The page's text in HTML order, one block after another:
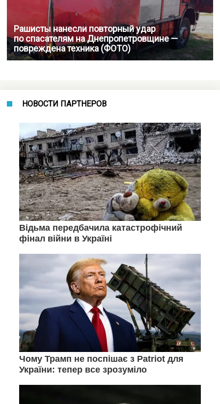
Рашисты нанесли повторный удар
по спасателям на Днепропетровщине —
повреждена техника (ФОТО)
НОВОСТИ ПАРТНЕРОВ